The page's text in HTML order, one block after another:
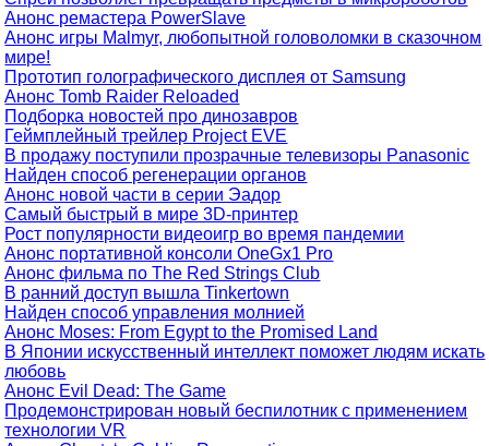
Анонс ремастера PowerSlave
Анонс игры Malmyr, любопытной головоломки в сказочном
мире!
Прототип голографического дисплея от Samsung
Анонс Tomb Raider Reloaded
Подборка новостей про динозавров
Геймплейный трейлер Project EVE
В продажу поступили прозрачные телевизоры Panasonic
Найден способ регенерации органов
Анонс новой части в серии Эадор
Самый быстрый в мире 3D-принтер
Рост популярности видеоигр во время пандемии
Анонс портативной консоли OneGx1 Pro
Анонс фильма по The Red Strings Club
В ранний доступ вышла Tinkertown
Найден способ управления молнией
Анонс Moses: From Egypt to the Promised Land
В Японии искусственный интеллект поможет людям искать
любовь
Анонс Evil Dead: The Game
Продемонстрирован новый беспилотник с применением
технологии VR